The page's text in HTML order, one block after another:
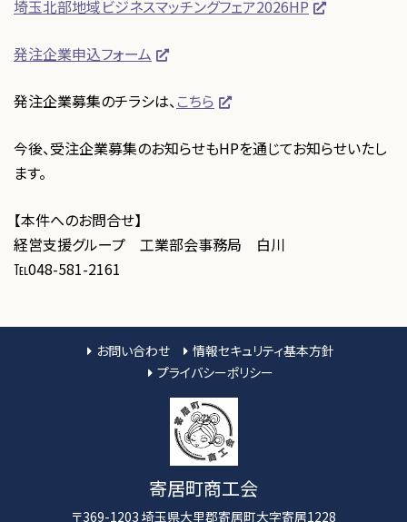
埼玉北部地域ビジネスマッチングフェア2026HP
発注企業申込フォーム
発注企業募集のチラシは、こちら
今後、受注企業募集のお知らせもHPを通じてお知らせいたし
ます。
【本件へのお問合せ】
経営支援グループ 工業部会事務局 白川
℡048-581-2161
お問い合わせ
情報セキュリティ基本方針
プライバシーポリシー
寄居町商工会
〒369-1203 埼玉県大里郡寄居町大字寄居1228